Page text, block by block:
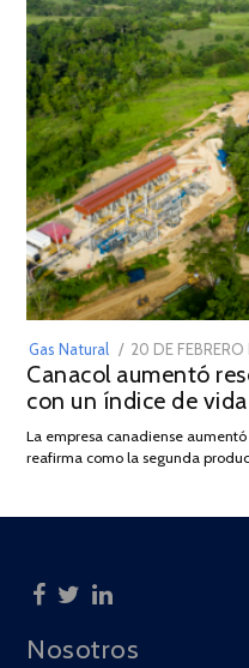
Gas Natural
POSTED
ON
20 DE
Canacol aumentó
con un índice de
La empresa canadiense
reafirma como la segunda
Nosotros